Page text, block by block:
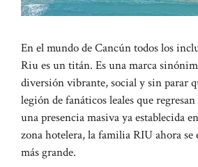
En el mundo de Cancún todos los
Riu es un titán. Es una marca
diversión vibrante, social y sin parar
legión de fanáticos leales que
una presencia masiva ya establecida
zona hotelera, la familia RIU ahora se
más grande.